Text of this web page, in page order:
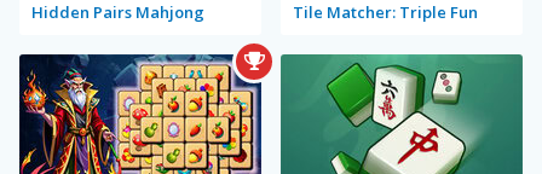
Hidden Pairs Mahjong Tile Matcher: Triple Fun